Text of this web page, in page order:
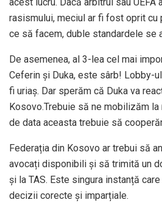
rasismului, meciul ar fi fost oprit cu
ce să facem, duble standardele se
De asemenea, al 3-lea cel mai
Ceferin și Duka, este sârb! Lobby-
fi uriaș. Dar sperăm că Duka va
Kosovo.Trebuie să ne mobilizăm la
de data aceasta trebuie să
Federația din Kosovo ar trebui să
avocați disponibili și să trimită un
și la TAS. Este singura instanță
decizii corecte și imparțiale.